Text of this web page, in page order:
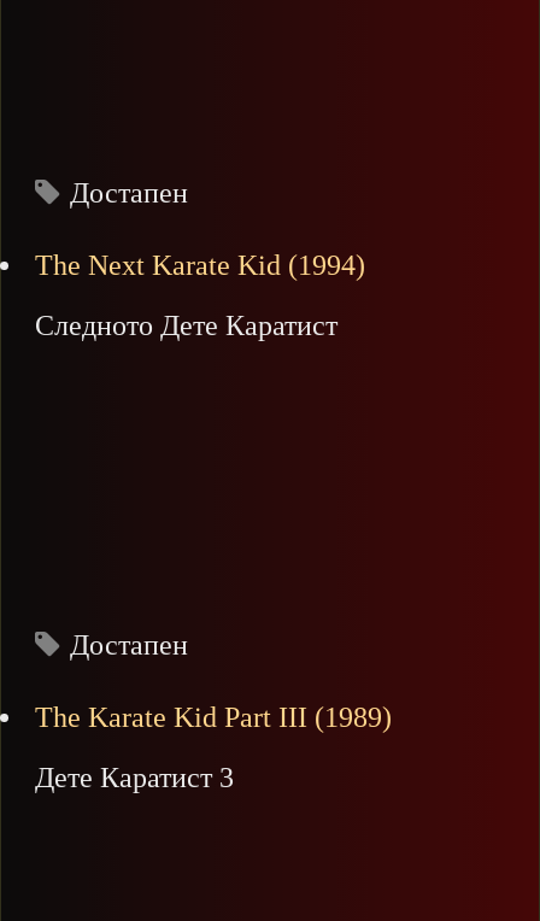
Достапен
The Next Karate Kid (1994)
Следното Дете Каратист
Достапен
The Karate Kid Part III (1989)
Дете Каратист 3